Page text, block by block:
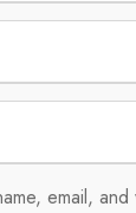
email,